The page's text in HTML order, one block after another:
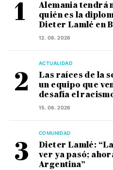
Alemania tendrá
quién es la
Dieter Lamlé en
12. 06. 2026
ACTUALIDAD
Las raíces de la
un equipo que
desafía el
15. 06. 2026
COMUNIDAD
Dieter Lamlé:
ver ya pasó;
Argentina”